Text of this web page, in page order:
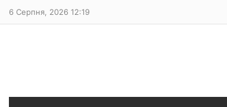
6 Серпня, 2026 12:19